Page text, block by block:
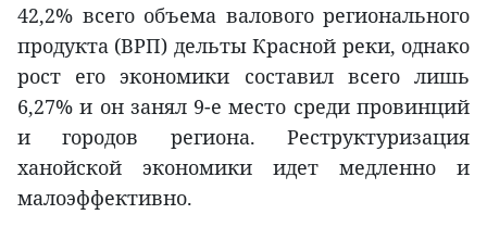
42,2% всего объема валового регионального
продукта (ВРП) дельты Красной реки, однако
рост его экономики составил всего лишь
6,27% и он занял 9-е место среди провинций
и городов региона. Реструктуризация
ханойской экономики идет медленно и
малоэффективно.